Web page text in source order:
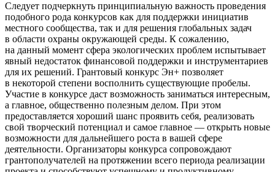
Следует подчеркнуть принципиальную важность проведения
подобного рода конкурсов как для поддержки инициатив
местного сообщества, так и для решения глобальных задач
в области охраны окружающей среды. К сожалению,
на данный момент сфера экологических проблем испытывает
явный недостаток финансовой поддержки и инструментариев
для их решений. Грантовый конкурс Эн+ позволяет
в некоторой степени восполнить существующие пробелы.
Участие в конкурсе даст возможность заниматься интересным,
а главное, общественно полезным делом. При этом
предоставляется хороший шанс проявить себя, реализовать
свой творческий потенциал и самое главное — открыть новые
возможности для дальнейшего роста в вашей сфере
деятельности. Организаторы конкурса сопровождают
грантополучателей на протяжении всего периода реализации